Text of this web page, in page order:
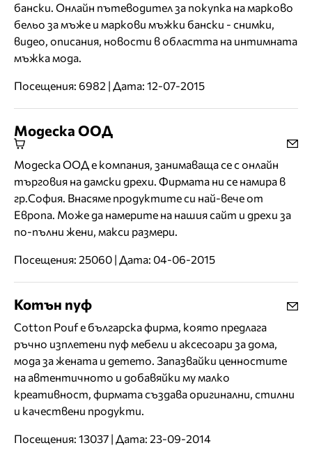
бански. Онлайн пътеводител за покупка на марково
бельо за мъже и маркови мъжки бански - снимки,
видео, описания, новости в областта на интимната
мъжка мода.
Посещения: 6982 | Дата: 12-07-2015
Модеска ООД
Модеска ООД е компания, занимаваща се с онлайн
търговия на дамски дрехи. Фирмата ни се намира в
гр.София. Внасяме продуктите си най-вече от
Европа. Може да намерите на нашия сайт и дрехи за
по-пълни жени, макси размери.
Посещения: 25060 | Дата: 04-06-2015
Котън пуф
Cotton Pouf е българска фирма, която предлага
ръчно изплетени пуф мебели и аксесоари за дома,
мода за жената и детето. Запазвайки ценностите
на автентичното и добавяйки му малко
креативност, фирмата създава оригинални, стилни
и качествени продукти.
Посещения: 13037 | Дата: 23-09-2014